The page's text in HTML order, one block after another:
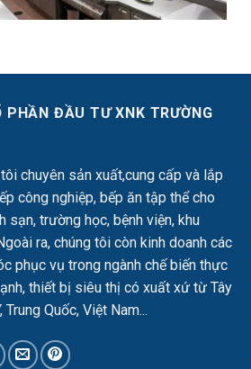
PHẦN ĐẦU TƯ XNK TRƯỜNG
chuyên sản xuất,cung cấp và lắp
công nghiệp, bếp ăn tập thể cho
sạn, trường học, bệnh viện, khu
ra, chúng tôi còn kinh doanh các
phục vụ trong ngành chế biến thực
thiết bị siêu thị có xuất xứ từ Tây
Trung Quốc, Việt Nam...